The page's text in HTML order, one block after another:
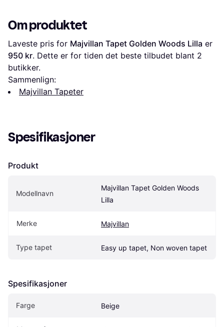
Om produktet
Laveste pris for Majvillan Tapet Golden Woods Lilla
950 kr. Dette er for tiden det beste tilbudet blant 2
butikker.
Sammenlign:
Majvillan Tapeter
Spesifikasjoner
Produkt
Modellnavn
Majvillan Tapet Golden Woods
Lilla
Merke Majvillan
Type tapet Easy up tapet, Non woven tapet
Spesifikasjoner
Farge Beige